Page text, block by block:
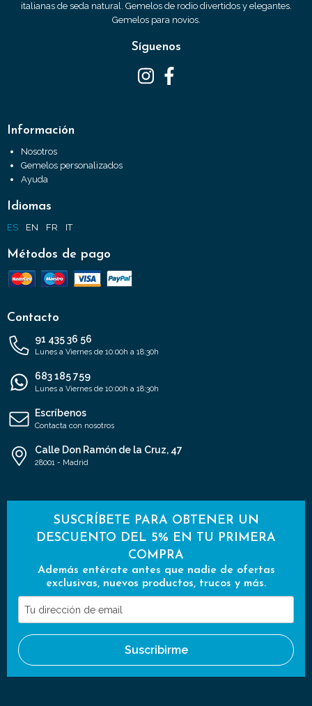
italianas de seda natural. Gemelos de rodio divertidos y elegantes.
Gemelos para novios.
Síguenos
Información
Nosotros
Gemelos personalizados
Ayuda
Idiomas
ES EN FR IT
Métodos de pago
Contacto
91 435 36 56
Lunes a Viernes de 10:00h a 18:30h
683 185 759
Lunes a Viernes de 10:00h a 18:30h
Escríbenos
Contacta con nosotros
Calle Don Ramón de la Cruz, 47
28001 - Madrid
SUSCRÍBETE PARA OBTENER UN
DESCUENTO DEL 5% EN TU PRIMERA
COMPRA
Además entérate antes que nadie de ofertas
exclusivas, nuevos productos, trucos y más.
Tu
dirección
de
email
Suscribirme